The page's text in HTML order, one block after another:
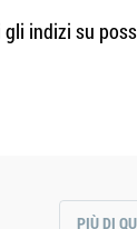
indizi su
PIÙ DI